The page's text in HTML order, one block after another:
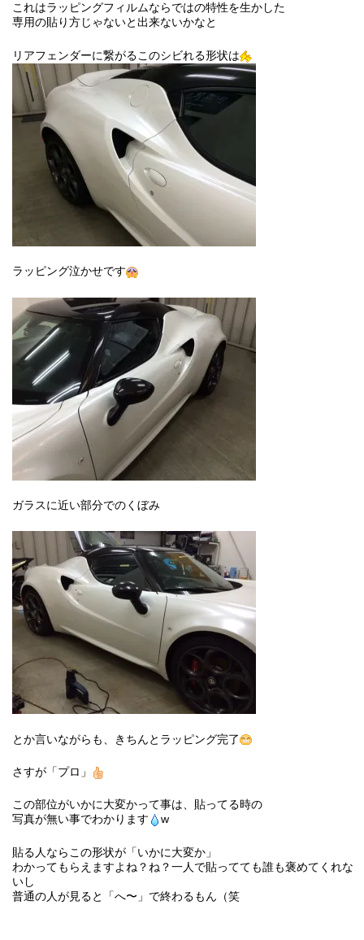
これはラッピングフィルムならではの特性を生かした
専用の貼り方じゃないと出来ないかなと
リアフェンダーに繋がるこのシビれる形状は
ラッピング泣かせです
ガラスに近い部分でのくぼみ
とか言いながらも、きちんとラッピング完了
さすが「プロ」
この部位がいかに大変かって事は、貼ってる時の
写真が無い事でわかります
w
貼る人ならこの形状が「いかに大変か」
わかってもらえますよね？ね？一人で貼ってても誰も褒めてくれな
いし
普通の人が見ると「へ〜」で終わるもん（笑